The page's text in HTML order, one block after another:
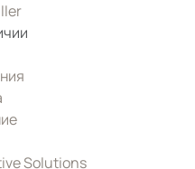
Solutions